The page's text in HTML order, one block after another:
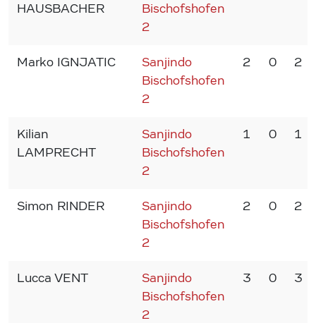
HAUSBACHER
Bischofshofen
2
Marko IGNJATIC
Sanjindo
Bischofshofen
2
2 0 2
Kilian
LAMPRECHT
Sanjindo
Bischofshofen
2
1 0 1
Simon RINDER
Sanjindo
Bischofshofen
2
2 0 2
Lucca VENT
Sanjindo
Bischofshofen
2
3 0 3